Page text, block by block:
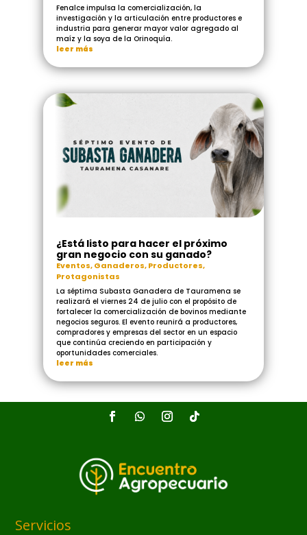
Fenalce impulsa la comercialización, la
investigación y la articulación entre productores e
industria para generar mayor valor agregado al
maíz y la soya de la Orinoquía.
leer más
¿Está listo para hacer el próximo
gran negocio con su ganado?
Eventos,Ganaderos,Productores,
Protagonistas
La séptima Subasta Ganadera de Tauramena se
realizará el viernes 24 de julio con el propósito de
fortalecer la comercialización de bovinos mediante
negocios seguros. El evento reunirá a productores,
compradores y empresas del sector en un espacio
que continúa creciendo en participación y
oportunidades comerciales.
leer más
Servicios